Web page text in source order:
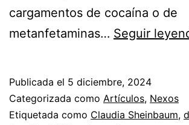
cargamentos de cocaína o de
metanfetaminas… Seguir
Publicada el 5 diciembre, 2024
Categorizada como Artículos, Nexos
Etiquetada como Claudia Sheinbaum,